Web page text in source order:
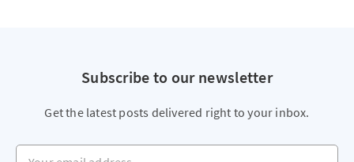
Subscribe to our newsletter
Get the latest posts delivered right to your inbox.
Your email address